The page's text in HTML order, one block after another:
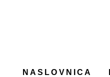
NASLOVNICA